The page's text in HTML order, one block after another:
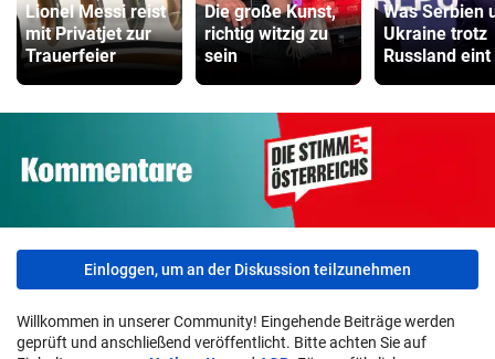
Lionel Messi reist
mit Privatjet zur
Trauerfeier
Die große Kunst,
richtig witzig zu
sein
Was Serbien
Ukraine trotz
Russland eint
Einloggen, um an der Diskussion teilzunehmen
Willkommen in unserer Community! Eingehende Beiträge werden
geprüft und anschließend veröffentlicht. Bitte achten Sie auf